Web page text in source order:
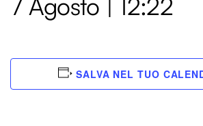
SALVA NEL TUO